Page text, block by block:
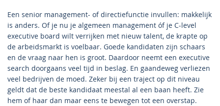
Een senior management- of directiefunctie invullen: makkelijk
is anders. Of je nu je algemeen management óf je C-level
executive board wilt verrijken met nieuw talent, de krapte op
de arbeidsmarkt is voelbaar. Goede kandidaten zijn schaars
en de vraag naar hen is groot. Daardoor neemt een executive
search doorgaans veel tijd in beslag. En gaandeweg verliezen
veel bedrijven de moed. Zeker bij een traject op dit niveau
geldt dat de beste kandidaat meestal al een baan heeft. Zie
hem of haar dan maar eens te bewegen tot een overstap.